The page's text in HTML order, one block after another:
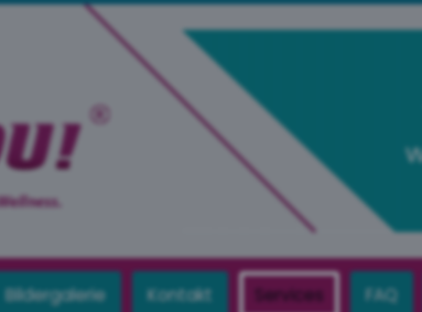
Bildergalerie Kontakt Services FAQ